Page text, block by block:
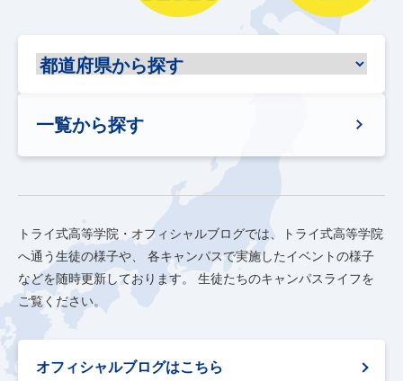
一覧から探す
トライ式高等学院・オフィシャルブログでは、トライ式高等学院
へ通う生徒の様子や、
各キャンパスで実施したイベントの様子
などを随時更新しております。
生徒たちのキャンパスライフを
ご覧ください。
オフィシャルブログはこちら